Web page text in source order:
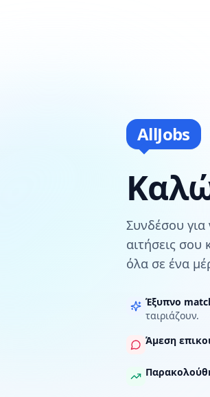
AllJobs
Συνδέσου για
αιτήσεις
όλα σε ένα
Έξυπνο
ταιριάζουν.
Άμεση